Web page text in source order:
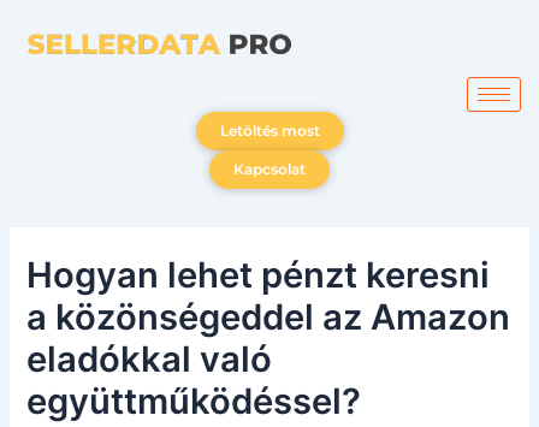
Letöltés most
Kapcsolat
Hogyan lehet pénzt keresni
a közönségeddel az Amazon
eladókkal való
együttműködéssel?